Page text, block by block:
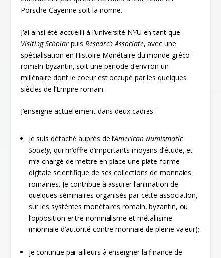
Porsche Cayenne soit la norme.
J’ai ainsi été accueilli à l’université NYU en tant que
Visiting ScholarpuisResearch Associate, avec une
spécialisation en Histoire Monétaire du monde gréco-
romain-byzantin, soit une période d’environ un
millénaire dont le coeur est occupé par les quelques
siècles de l’Empire romain.
J’enseigne actuellement dans deux cadres :
je suis détaché auprès de l’American Numismatic
Society, qui m’offre d’importants moyens d’étude, et
m’a chargé de mettre en place une plate-forme
digitale scientifique de ses collections de monnaies
romaines. Je contribue à assurer l’animation de
quelques séminaires organisés par cette association,
sur les systèmes monétaires romain, byzantin, ou
l’opposition entre nominalisme et métallisme
(monnaie d’autorité contre monnaie de pleine valeur);
je continue par ailleurs à enseigner la finance de